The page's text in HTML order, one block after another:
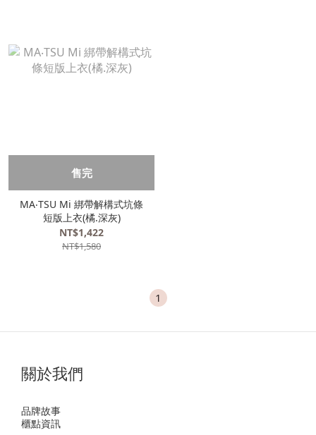
售完
MA‧TSU Mi 綁帶解構式坑條
短版上衣(橘.深灰)
NT$1,422
NT$1,580
1
關於我們
品牌故事
櫃點資訊